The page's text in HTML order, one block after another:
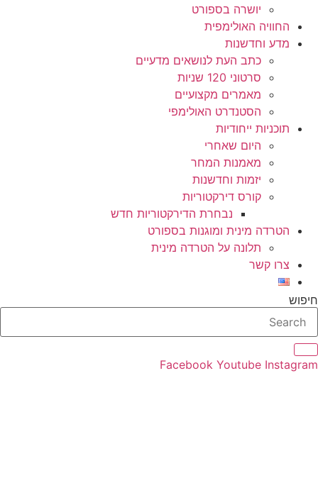
יושרה בספורט
החוויה האולימפית
מדע וחדשנות
כתב העת לנושאים מדעיים
סרטוני 120 שניות
מאמרים מקצועיים
הסטנדרט האולימפי
תוכניות ייחודיות
היום שאחרי
מאמנות המחר
יזמות וחדשנות
קורס דירקטוריות
נבחרת הדירקטוריות חדש
הטרדה מינית ומוגנות בספורט
תלונה על הטרדה מינית
צרו קשר
חיפוש
Facebook Youtube Instagram